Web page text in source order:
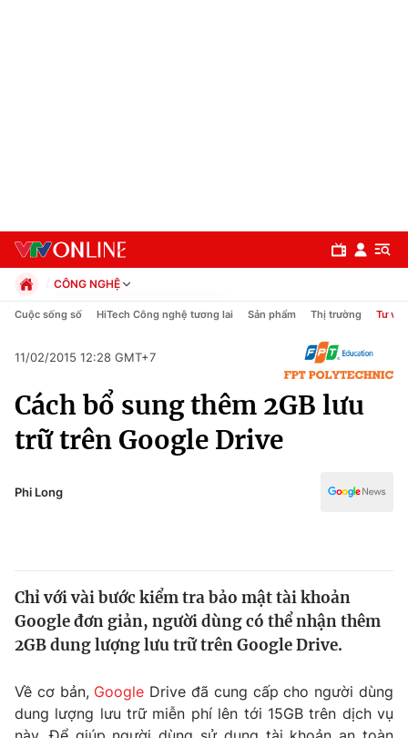
Chính trị
Thế giới
Thế giới đó đây
Tài chính
Dữ liệu và đời sống
CÔNG NGHỆ
Chính trị
Pháp luật
Thể thao
Truyền hình
Văn hóa - Giải trí
Đời sống
Cuộc sống số HiTech Công nghệ tương lai Sản phẩm Thị trường Tư vấn
11/02/2015 12:28 GMT+7
Cách bổ sung thêm 2GB lưu
trữ trên Google Drive
Phi Long
Chỉ với vài bước kiểm tra bảo mật tài khoản
Google đơn giản, người dùng có thể nhận thêm
2GB dung lượng lưu trữ trên Google Drive.
Về cơ bản, Google Drive đã cung cấp cho người dùng
dung lượng lưu trữ miễn phí lên tới 15GB trên dịch vụ